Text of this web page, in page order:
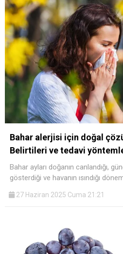
Bahar alerjisi için doğal
Belirtileri ve tedavi
Bahar ayları doğanın canlandığı,
gösterdiği ve havanın ısındığı
27 Haziran 2025 Cuma 21:21